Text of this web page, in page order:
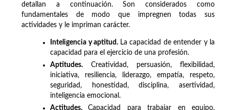
detallan a continuación. Son considerados como
fundamentales de modo que impregnen todas sus
actividades y le impriman carácter.
Inteligencia y aptitud. La capacidad de entender y la
capacidad para el ejercicio de una profesión.
Aptitudes. Creatividad, persuasión, flexibilidad,
iniciativa, resiliencia, liderazgo, empatía, respeto,
seguridad, honestidad, disciplina, asertividad,
inteligencia emocional.
Actitudes.Capacidad para trabajar en equipo,